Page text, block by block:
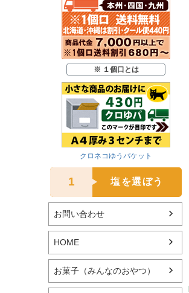
※ １個口とは
クロネコゆうパケット
1 塩を選ぼう
お問い合わせ
HOME
お菓子（みんなのおやつ）